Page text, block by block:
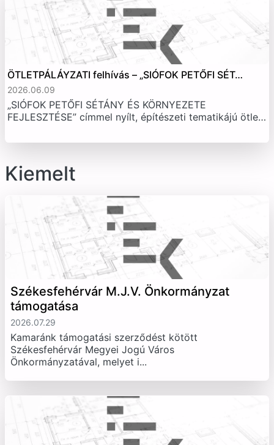
ÖTLETPÁLÁYZATI felhívás – „SIÓFOK PETŐFI SÉT…
2026.06.09
„SIÓFOK PETŐFI SÉTÁNY ÉS KÖRNYEZETE
FEJLESZTÉSE” címmel nyílt, építészeti tematikájú ötle…
Kiemelt
Székesfehérvár M.J.V. Önkormányzat
támogatása
2026.07.29
Kamaránk támogatási szerződést kötött
Székesfehérvár Megyei Jogú Város
Önkormányzatával, melyet i...